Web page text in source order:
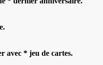
avec * jeu de cartes.